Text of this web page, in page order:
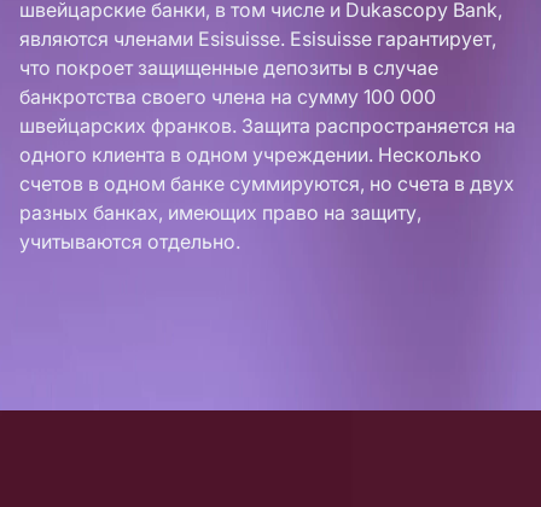
швейцарские банки, в том числе и Dukascopy Bank,
являются членами Esisuisse. Esisuisse гарантирует,
что покроет защищенные депозиты в случае
банкротства своего члена на сумму 100 000
швейцарских франков. Защита распространяется на
одного клиента в одном учреждении. Несколько
счетов в одном банке суммируются, но счета в двух
разных банках, имеющих право на защиту,
учитываются отдельно.